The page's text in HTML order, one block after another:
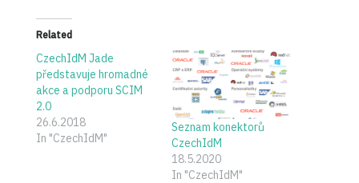
Related
CzechIdM Jade
představuje hromadné
akce a podporu SCIM
2.0
26.6.2018
In "CzechIdM"
Seznam konektorů
CzechIdM
18.5.2020
In "CzechIdM"